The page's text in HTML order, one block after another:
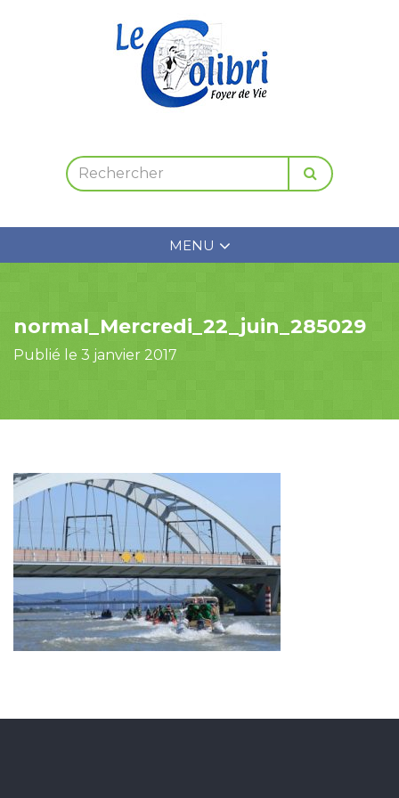
MENU
normal_Mercredi_22_juin_285029
Publié le 3 janvier 2017